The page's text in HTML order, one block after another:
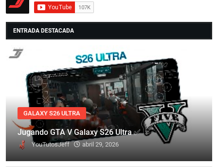
ENTRADA DESTACADA
GALAXY S26 ULTRA
Jugando GTA V Galaxy S26 Ultra ✅
YouTutosJeff abril 29, 2026